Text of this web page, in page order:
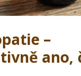
–
ano,